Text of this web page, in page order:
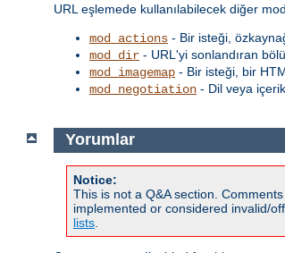
URL eşlemede kullanılabilecek diğer
mod_actions - Bir isteği,
mod_dir - URL'yi sonlandıran
mod_imagemap - Bir isteği, bir
mod_negotiation - Dil veya
Yorumlar
Notice:
This is not a Q&A section.
implemented or considered invalid/
lists